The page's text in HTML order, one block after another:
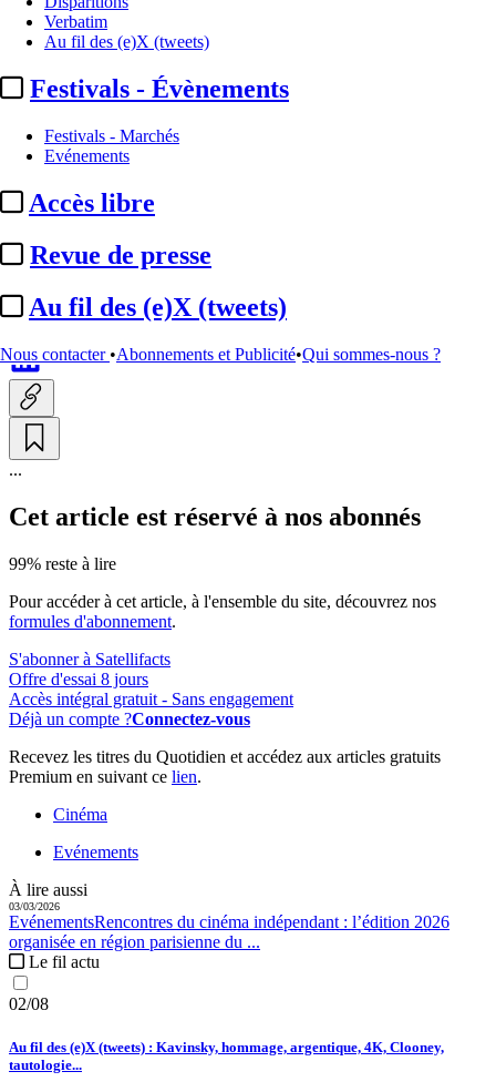
Verbatim
Au fil des (e)X (tweets)
Festivals - Évènements
Festivals - Marchés
Evénements
Accès libre
Revue de presse
Au fil des (e)X (tweets)
Nous contacter •Abonnements et Publicité•Qui sommes-nous ?
Rencontres du cinéma
indépendant :
l’édition 2026
ParDamien Choppin
...
Cet article est réservé à nos abonnés
99% reste à lire
Pour accéder à cet article, à l'ensemble du site, découvrez nos
formules d'abonnement.
S'abonner à Satellifacts
Offre d'essai 8 jours
Accès intégral gratuit - Sans engagement
Déjà un compte ?Connectez-vous
Recevez les titres du Quotidien et accédez aux articles gratuits
Premium en suivant ce lien.
Cinéma
Evénements
À lire aussi
03/03/2026
EvénementsRencontres du cinéma indépendant : l’édition 2026
organisée en région parisienne du ...
Le fil actu
02/08
Au fil des (e)X (tweets) : Kavinsky, hommage, argentique, 4K, Clooney,
tautologie...